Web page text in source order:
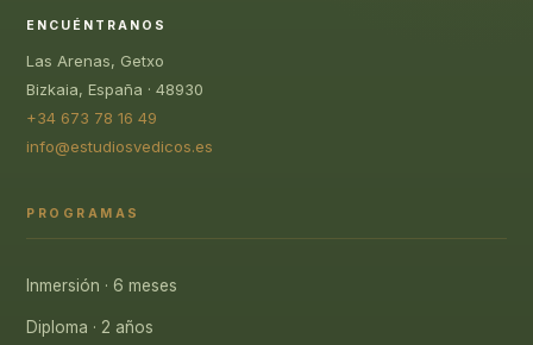
ENCUÉNTRANOS
Las Arenas, Getxo
Bizkaia, España · 48930
+34 673 78 16 49
info@estudiosvedicos.es
PROGRAMAS
Inmersión · 6 meses
Diploma · 2 años